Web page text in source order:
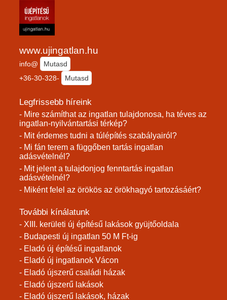
www.ujingatlan.hu
info@
Mutasd
+36-30-328-
Mutasd
Legfrissebb híreink
- Mire számíthat az ingatlan tulajdonosa, ha téves az
ingatlan-nyilvántartási térkép?
- Mit érdemes tudni a túlépítés szabályairól?
- Mi fán terem a függőben tartás ingatlan
adásvételnél?
- Mit jelent a tulajdonjog fenntartás ingatlan
adásvételnél?
- Miként felel az örökös az örökhagyó tartozásáért?
További kínálatunk
- XIII. kerületi új építésű lakások gyüjtőoldala
- Budapesti új ingatlan 50 M Ft-ig
- Eladó új építésű ingatlanok
- Eladó új ingatlanok Vácon
- Eladó újszerű családi házak
- Eladó újszerű lakások
- Eladó újszerű lakások, házak